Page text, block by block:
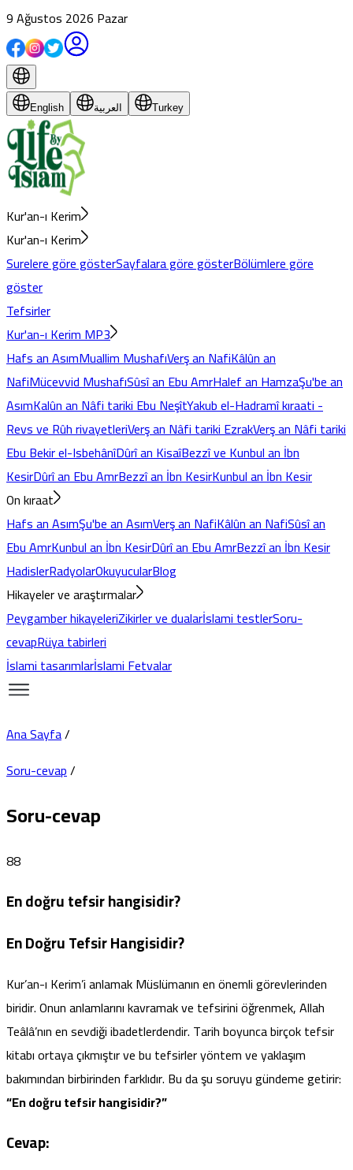
9 Ağustos 2026 Pazar
English العربية Turkey
Kur'an-ı Kerim
Kur'an-ı Kerim
Surelere göre gösterSayfalara göre gösterBölümlere göre
göster
Tefsirler
Kur'an-ı Kerim MP3
Hafs an AsımMuallim MushafıVerş an NafiKâlûn an
NafiMücevvid MushafıSûsî an Ebu AmrHalef an HamzaŞu'be an
AsımKalûn an Nâfi tariki Ebu NeşîtYakub el-Hadramî kıraati -
Revs ve Rûh rivayetleriVerş an Nâfi tariki EzrakVerş an Nâfi tariki
Ebu Bekir el-IsbehânîDûrî an KisaîBezzî ve Kunbul an İbn
KesirDûrî an Ebu AmrBezzî an İbn KesirKunbul an İbn Kesir
On kıraat
Hafs an AsımŞu'be an AsımVerş an NafiKâlûn an NafiSûsî an
Ebu AmrKunbul an İbn KesirDûrî an Ebu AmrBezzî an İbn Kesir
HadislerRadyolarOkuyucularBlog
Hikayeler ve araştırmalar
Peygamber hikayeleriZikirler ve dualarİslami testlerSoru-
cevapRüya tabirleri
İslami tasarımlarİslami Fetvalar
Ana Sayfa/
Soru-cevap/
Soru-cevap
88
En doğru tefsir hangisidir?
En Doğru Tefsir Hangisidir?
Kur’an-ı Kerim’i anlamak Müslümanın en önemli görevlerinden
biridir. Onun anlamlarını kavramak ve tefsirini öğrenmek, Allah
Teâlâ’nın en sevdiği ibadetlerdendir. Tarih boyunca birçok tefsir
kitabı ortaya çıkmıştır ve bu tefsirler yöntem ve yaklaşım
bakımından birbirinden farklıdır. Bu da şu soruyu gündeme getirir:
“En doğru tefsir hangisidir?”
Cevap: